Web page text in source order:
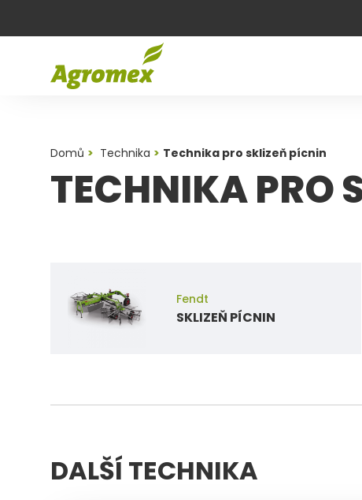
Domů Technika Technika pro sklizeň pícnin
TECHNIKA PRO
Fendt
SKLIZEŇ PÍCNIN
DALŠÍ TECHNIKA